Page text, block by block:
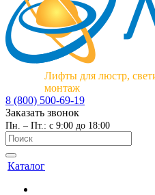
Лифты для люстр,
монтаж
8 (800) 500-69-19
Заказать звонок
Пн. – Пт.: с 9:00 до 18:00
Каталог